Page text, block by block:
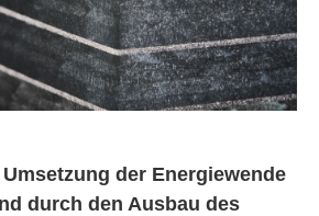
der Energiewende
durch den Ausbau des